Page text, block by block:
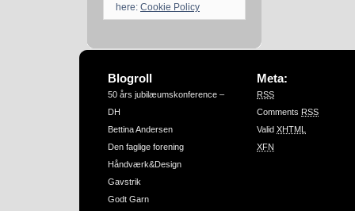
here: Cookie Policy
Blogroll
50 års jubilæumskonference –
DH
Bettina Andersen
Den faglige forening
Håndværk&Design
Gavstrik
Godt Garn
Meta:
RSS
Comments RSS
Valid XHTML
XFN